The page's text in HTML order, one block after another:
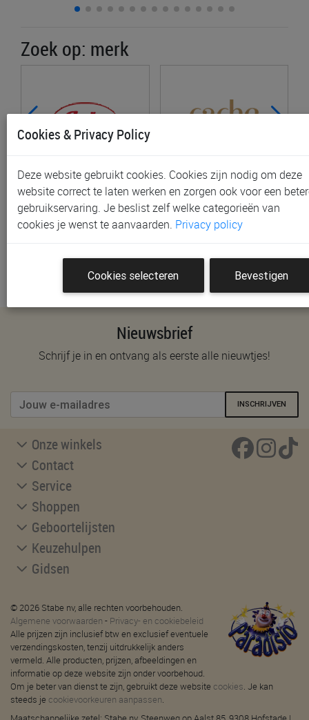
Zoek op: merk
Anita Maternity CACHE COEUR
Nieuwsbrief
Schrijf je in en ontvang als eerste alle nieuwtjes!
INSCHRIJVEN
Onze winkels
Contact
Service
Shoppen
Geboortelijsten
Keuzehulpen
Gidsen
© 2026 Stabe nv, alle rechten voorbehouden.
Algemene voorwaarden - Privacy- en cookiebeleid
Alle prijzen zijn inclusief btw en exclusief eventuele
verzendingskosten, tenzij uitdrukkelijk anders
vermeld. Alle producten, prijzen, afbeeldingen en
informatie op deze website zijn onder voorbehoud.
Om je beter van dienst te zijn, gebruikt deze website cookies. Je kan
steeds je cookievoorkeuren aanpassen.
Cookies & Privacy Policy
Deze website gebruikt cookies. Cookies zijn nodig om deze
website correct te laten werken en zorgen ook voor een
gebruikservaring. Je beslist zelf welke categorieën van
cookies je wenst te aanvaarden. Privacy policy
Cookies selecteren Bevestigen